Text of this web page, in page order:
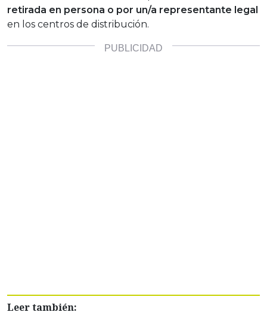
retirada en persona o por un/a representante legal
en los centros de distribución.
Leer también: